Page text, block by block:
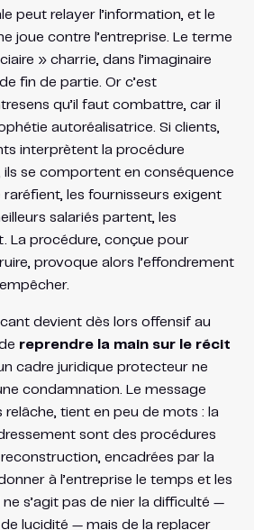
peut relayer l’information, et le
joue contre l’entreprise. Le terme
» charrie, dans l’imaginaire
fin de partie. Or c’est
qu’il faut combattre, car il
autoréalisatrice. Si clients,
interprètent la procédure
ils se comportent en conséquence
les fournisseurs exigent
salariés partent, les
La procédure, conçue pour
provoque alors l’effondrement
devient dès lors offensif au
reprendre la main sur le récit
cadre juridique protecteur ne
condamnation. Le message
relâche, tient en peu de mots : la
sont des procédures
encadrées par la
à l’entreprise le temps et les
s’agit pas de nier la difficulté —
lucidité — mais de la replacer